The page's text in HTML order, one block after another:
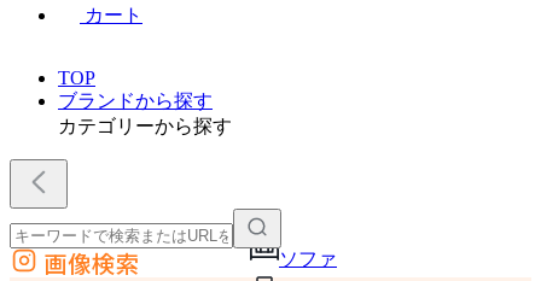
カート
TOP
ブランドから探す
カテゴリーから探す
ソファ
外部サイトの商品をカートに追加
画像検索